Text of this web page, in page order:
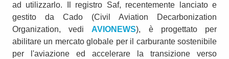
ad utilizzarlo. Il registro Saf, recentemente lanciato e
gestito da Cado (Civil Aviation Decarbonization
Organization, vediAVIONEWS), è progettato per
abilitare un mercato globale per il carburante sostenibile
per l'aviazione ed accelerare la transizione verso